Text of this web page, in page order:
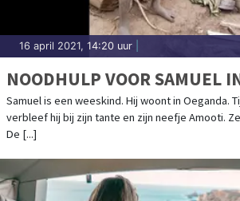
16 april 2021, 14:20 uur
NOODHULP VOOR SAMUEL
Samuel is een weeskind. Hij woont in Oeganda.
verbleef hij bij zijn tante en zijn neefje Amooti.
De [...]